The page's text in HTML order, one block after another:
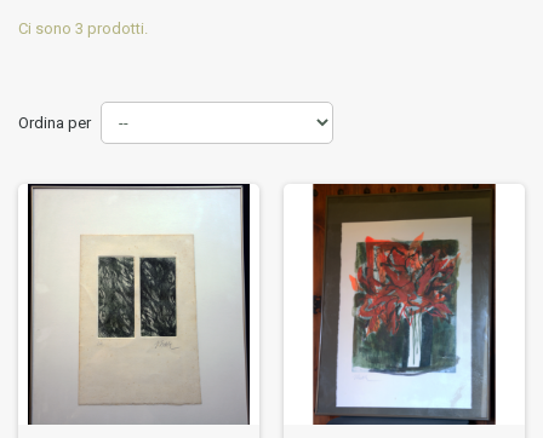
Ci sono 3 prodotti.
Ordina per